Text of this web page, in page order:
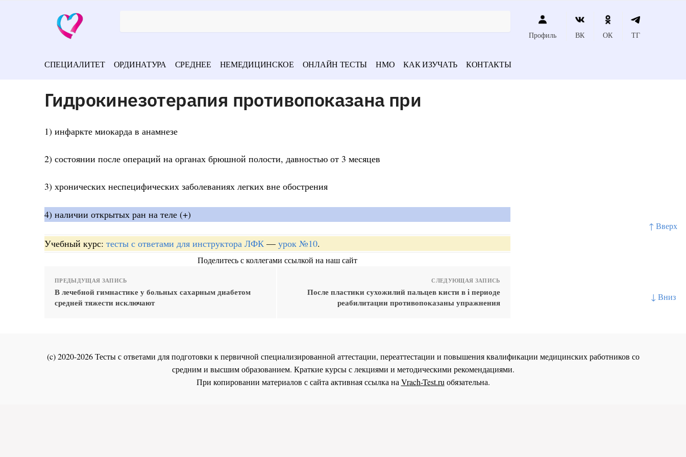
↑ Вверх
↓ Вниз
Профиль ВК ОК ТГ
СПЕЦИАЛИТЕТ ОРДИНАТУРА СРЕДНЕЕ НЕМЕДИЦИНСКОЕ ОНЛАЙН ТЕСТЫ НМО КАК ИЗУЧАТЬ КОНТАКТЫ
Гидрокинезотерапия противопоказана при
1) инфаркте миокарда в анамнезе
2) состоянии после операций на органах брюшной полости, давностью от 3 месяцев
3) хронических неспецифических заболеваниях легких вне обострения
4) наличии открытых ран на теле (+)
Учебный курс: тесты с ответами для инструктора ЛФК — урок №10.
Поделитесь с коллегами ссылкой на наш сайт
ПРЕДЫДУЩАЯ ЗАПИСЬ
В лечебной гимнастике у больных сахарным диабетом
средней тяжести исключают
СЛЕДУЮЩАЯ ЗАПИСЬ
После пластики сухожилий пальцев кисти в i периоде
реабилитации противопоказаны упражнения
(c) 2020-2026 Тесты с ответами для подготовки к первичной специализированной аттестации, переаттестации и повышения квалификации медицинских работников со
средним и высшим образованием. Краткие курсы с лекциями и методическими рекомендациями.
При копировании материалов с сайта активная ссылка наVrach-Test.ruобязательна.